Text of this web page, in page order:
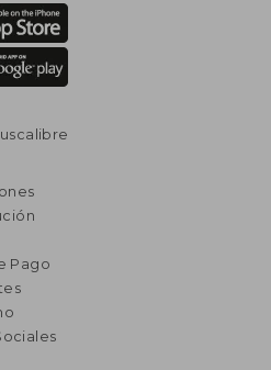
Pago